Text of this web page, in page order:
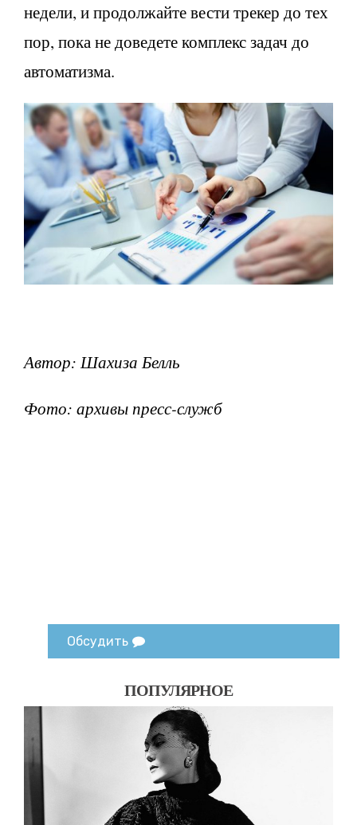
недели, и продолжайте вести трекер до тех
пор, пока не доведете комплекс задач до
автоматизма.
Автор: Шахиза Белль
Фото: архивы пресс-служб
Обсудить
ПОПУЛЯРНОЕ